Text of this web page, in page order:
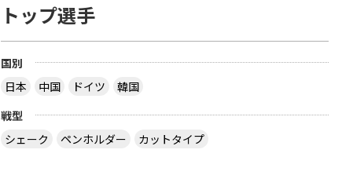
トップ選手
国別
日本
中国 ドイツ
韓国
戦型
シェーク
ペンホルダー カットタイプ